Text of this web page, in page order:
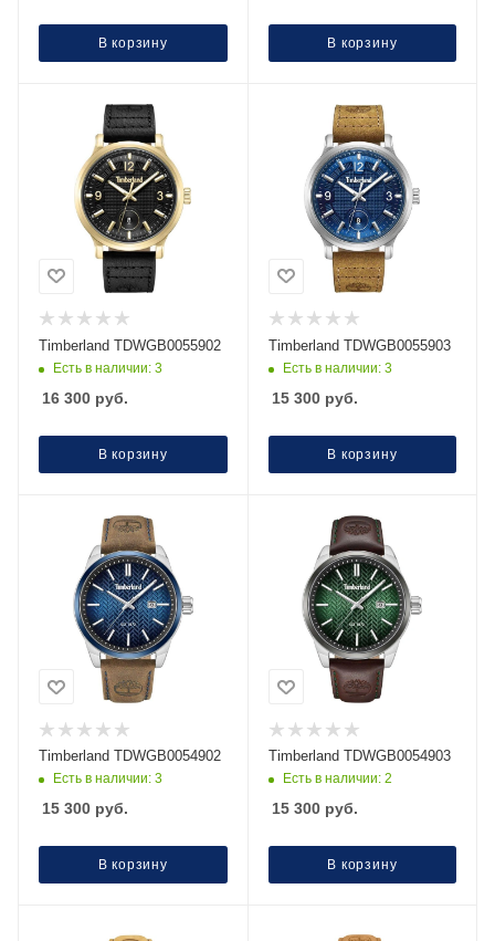
В корзину В корзину
Timberland TDWGB0055902
Есть в наличии: 3
16 300 руб.
В корзину
Timberland TDWGB0055903
Есть в наличии: 3
15 300руб.
В корзину
Timberland TDWGB0054902
Есть в наличии: 3
15 300 руб.
В корзину
Timberland TDWGB0054903
Есть в наличии: 2
15 300руб.
В корзину